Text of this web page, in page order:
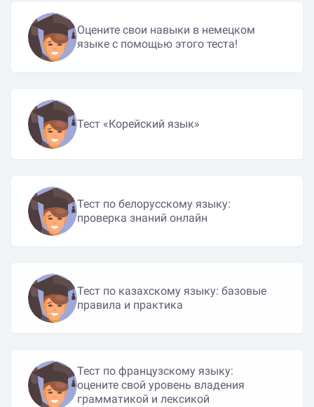
Оцените свои навыки в немецком
языке с помощью этого теста!
Тест «Корейский язык»
Тест по белорусскому языку:
проверка знаний онлайн
Тест по казахскому языку: базовые
правила и практика
Тест по французскому языку:
оцените свой уровень владения
грамматикой и лексикой